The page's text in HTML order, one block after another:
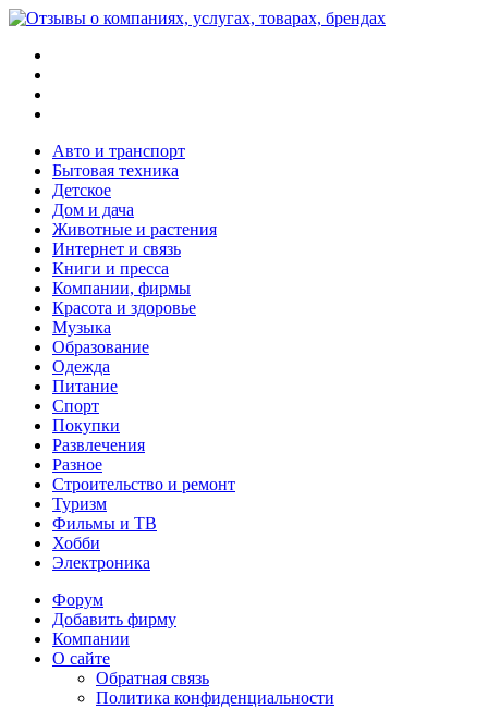
Авто и транспорт
Бытовая техника
Детское
Дом и дача
Животные и растения
Интернет и связь
Книги и пресса
Компании, фирмы
Красота и здоровье
Музыка
Образование
Одежда
Питание
Спорт
Покупки
Развлечения
Разное
Строительство и ремонт
Туризм
Фильмы и ТВ
Хобби
Электроника
Форум
Добавить фирму
Компании
О сайте
Обратная связь
Политика конфиденциальности